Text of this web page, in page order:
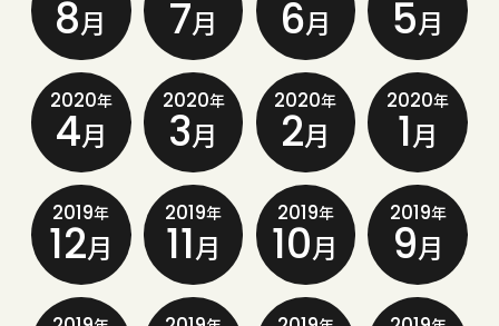
8月 7月 6月 5月
2020年
4月
2020年
3月
2020年
2月
2020年
1月
2019年
12月
2019年
11月
2019年
10月
2019年
9月